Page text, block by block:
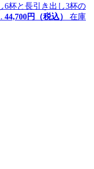
6杯と長引き出し3杯の
44,700円（税込）
在庫